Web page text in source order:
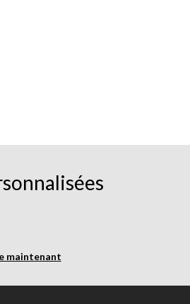
maintenant